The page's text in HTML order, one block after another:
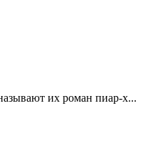
их роман пиар-х...